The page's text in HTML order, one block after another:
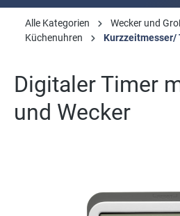
Alle Kategorien
Wecker und
Küchenuhren
Kurzzeitmesser/
Digitaler Timer
und Wecker